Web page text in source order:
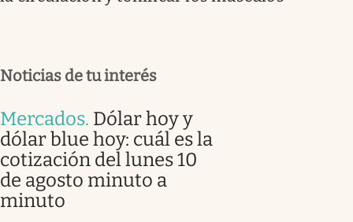
Noticias de tu interés
Mercados. Dólar hoy y
dólar blue hoy: cuál es la
cotización del lunes 10
de agosto minuto a
minuto